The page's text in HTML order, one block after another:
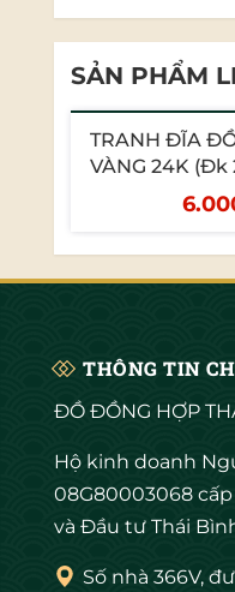
Đạo hiếu
đối với Ông,
cha mẹ đã ở
và tỉ mỉ.
Chọn quà
không cần
thấy vui vẻ và
Mỗi bức
SẢN PHẨM
TRANH ĐĨA
VÀNG 24K
THÔNG TIN
ĐỒ ĐỒNG HỢP
Hộ kinh doanh
08G80003068
và Đầu tư Thái
Số nhà 366V,